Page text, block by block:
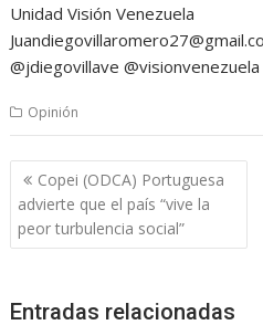
Unidad Visión Venezuela
@jdiegovillave @visionvenezuela
Opinión
Navegación
de
entradas
Copei (ODCA) Portuguesa
advierte que el país “vive la
peor turbulencia social”
Entradas relacionadas